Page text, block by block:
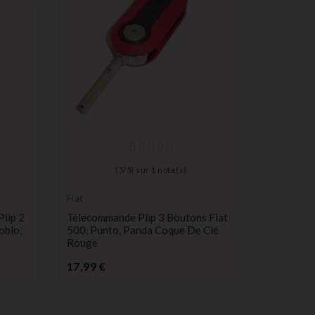
2
( 5/ 5) sur 1 note(s)
Fiat
Télécommande Plip 3 Boutons Fiat
500, Punto, Panda Coque De Clé
Rouge
17,99 €